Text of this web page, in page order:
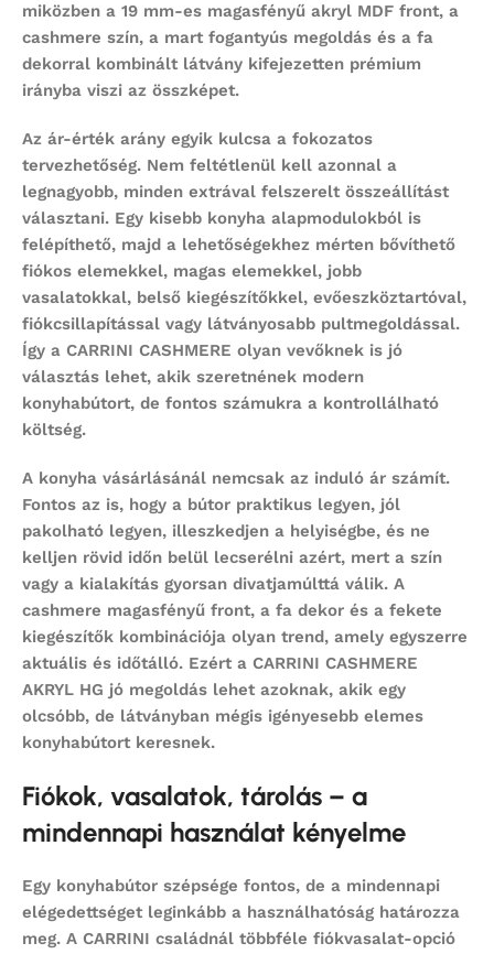
miközben a 19 mm-es magasfényű akryl MDF front, a
cashmere szín, a mart fogantyús megoldás és a fa
dekorral kombinált látvány kifejezetten prémium
irányba viszi az összképet.
Az ár-érték arány egyik kulcsa a fokozatos
tervezhetőség. Nem feltétlenül kell azonnal a
legnagyobb, minden extrával felszerelt összeállítást
választani. Egy kisebb konyha alapmodulokból is
felépíthető, majd a lehetőségekhez mérten bővíthető
fiókos elemekkel, magas elemekkel, jobb
vasalatokkal, belső kiegészítőkkel, evőeszköztartóval,
fiókcsillapítással vagy látványosabb pultmegoldással.
Így a CARRINI CASHMERE olyan vevőknek is jó
választás lehet, akik szeretnének modern
konyhabútort, de fontos számukra a kontrollálható
költség.
A konyha vásárlásánál nemcsak az induló ár számít.
Fontos az is, hogy a bútor praktikus legyen, jól
pakolható legyen, illeszkedjen a helyiségbe, és ne
kelljen rövid időn belül lecserélni azért, mert a szín
vagy a kialakítás gyorsan divatjamúlttá válik. A
cashmere magasfényű front, a fa dekor és a fekete
kiegészítők kombinációja olyan trend, amely egyszerre
aktuális és időtálló. Ezért a CARRINI CASHMERE
AKRYL HG jó megoldás lehet azoknak, akik egy
olcsóbb, de látványban mégis igényesebb elemes
konyhabútort keresnek.
Fiókok, vasalatok, tárolás – a
mindennapi használat kényelme
Egy konyhabútor szépsége fontos, de a mindennapi
elégedettséget leginkább a használhatóság határozza
meg. A CARRINI családnál többféle fiókvasalat-opció